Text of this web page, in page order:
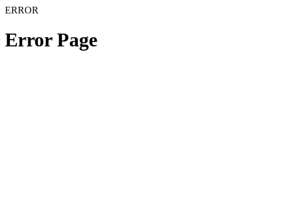
ERROR
Error Page